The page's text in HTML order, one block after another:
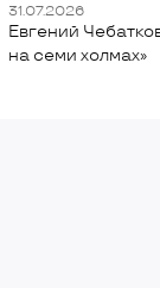
31.07.2026
Евгений
на семи холмах»